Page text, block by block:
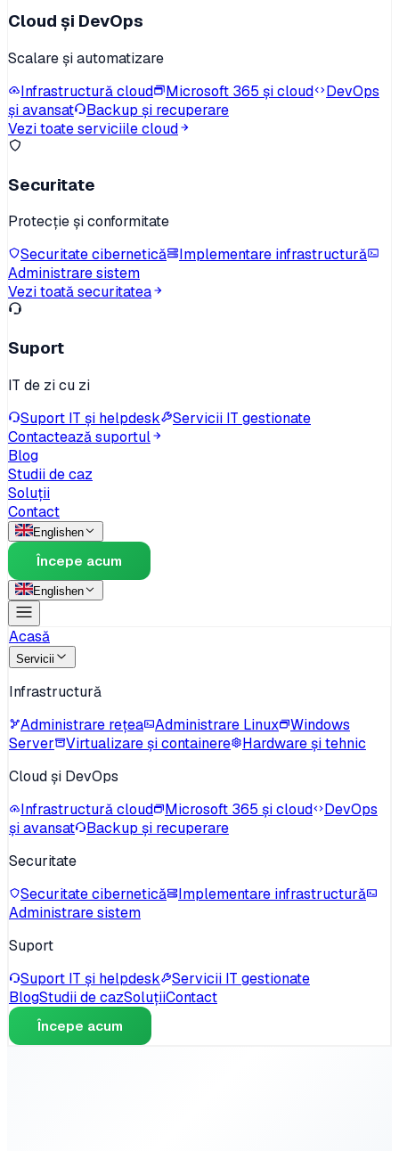
Cloud și DevOps
Scalare și automatizare
Infrastructură cloud
Microsoft 365 și cloud
DevOps
și avansat
Backup și recuperare
Vezi toate serviciile cloud
Securitate
Protecție și conformitate
Securitate cibernetică
Implementare infrastructură
Administrare sistem
Vezi toată securitatea
Suport
IT de zi cu zi
Suport IT și helpdesk
Servicii IT gestionate
Contactează suportul
Blog
Studii de caz
Soluții
Contact
Englishen
Începe acum
Englishen
Acasă
Servicii
Infrastructură
Administrare rețea
Administrare Linux
Windows
Server
Virtualizare și containere
Hardware și tehnic
Cloud și DevOps
Infrastructură cloud
Microsoft 365 și cloud
DevOps
și avansat
Backup și recuperare
Securitate
Securitate cibernetică
Implementare infrastructură
Administrare sistem
Suport
Suport IT și helpdesk
Servicii IT gestionate
BlogStudii de cazSoluțiiContact
Începe acum